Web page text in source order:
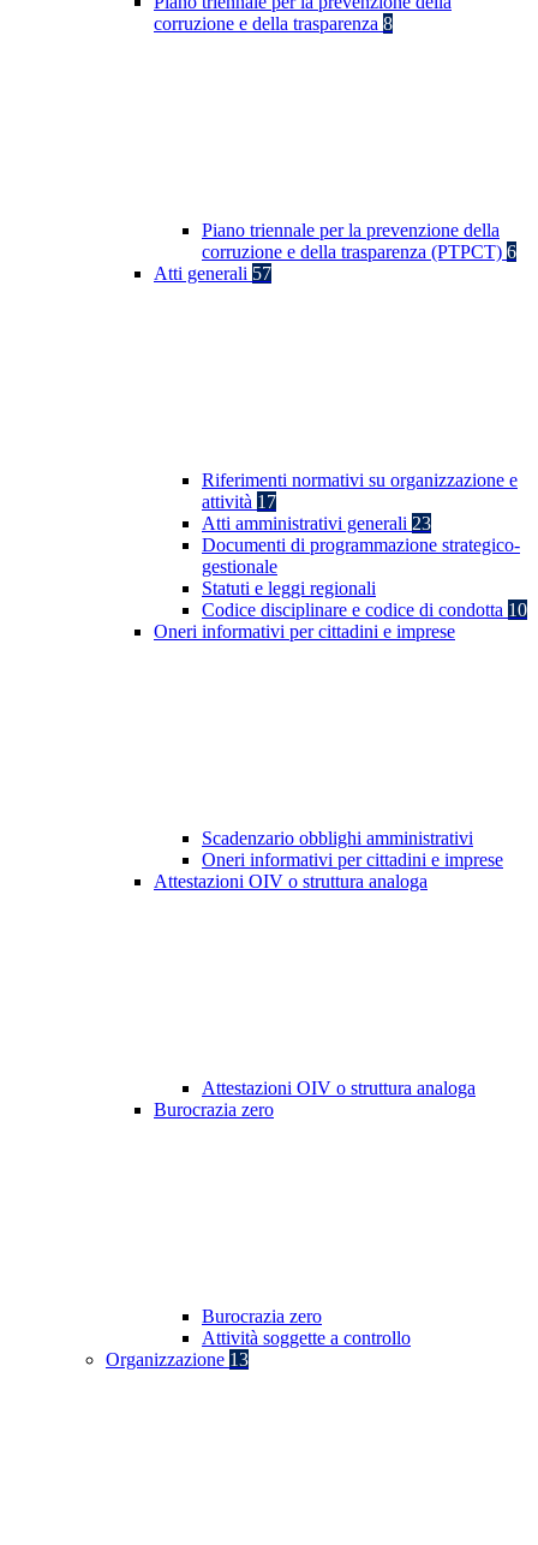
corruzione e della trasparenza 8
Piano triennale per la prevenzione della
corruzione e della trasparenza (PTPCT) 6
Atti generali 57
Riferimenti normativi su organizzazione e
attività 17
Atti amministrativi generali 23
Documenti di programmazione strategico-
gestionale
Statuti e leggi regionali
Codice disciplinare e codice di condotta 10
Oneri informativi per cittadini e imprese
Scadenzario obblighi amministrativi
Oneri informativi per cittadini e imprese
Attestazioni OIV o struttura analoga
Attestazioni OIV o struttura analoga
Burocrazia zero
Burocrazia zero
Attività soggette a controllo
Organizzazione 13